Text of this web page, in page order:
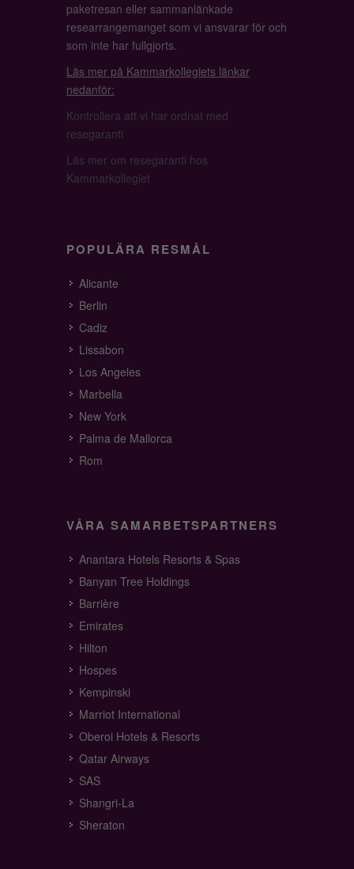
paketresan eller sammanlänkade
researrangemanget som vi ansvarar för och
som inte har fullgjorts.
Läs mer på Kammarkollegiets länkar
nedanför:
Kontrollera att vi har ordnat med
resegaranti
Läs mer om resegaranti hos
Kammarkollegiet
POPULÄRA RESMÅL
Alicante
Berlin
Cadiz
Lissabon
Los Angeles
Marbella
New York
Palma de Mallorca
Rom
VÅRA SAMARBETSPARTNERS
Anantara Hotels Resorts & Spas
Banyan Tree Holdings
Barrière
Emirates
Hilton
Hospes
Kempinski
Marriot International
Oberoi Hotels & Resorts
Qatar Airways
SAS
Shangri-La
Sheraton